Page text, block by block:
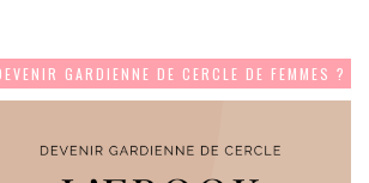
GARDIENNE DE CERCLE DE FEMMES ?